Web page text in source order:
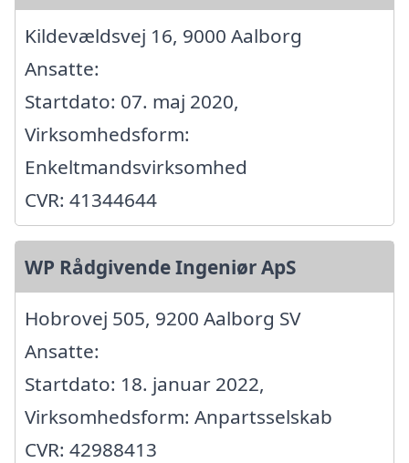
Kildevældsvej 16, 9000 Aalborg
Ansatte:
Startdato: 07. maj 2020,
Virksomhedsform:
Enkeltmandsvirksomhed
CVR: 41344644
WP Rådgivende Ingeniør ApS
Hobrovej 505, 9200 Aalborg SV
Ansatte:
Startdato: 18. januar 2022,
Virksomhedsform: Anpartsselskab
CVR: 42988413